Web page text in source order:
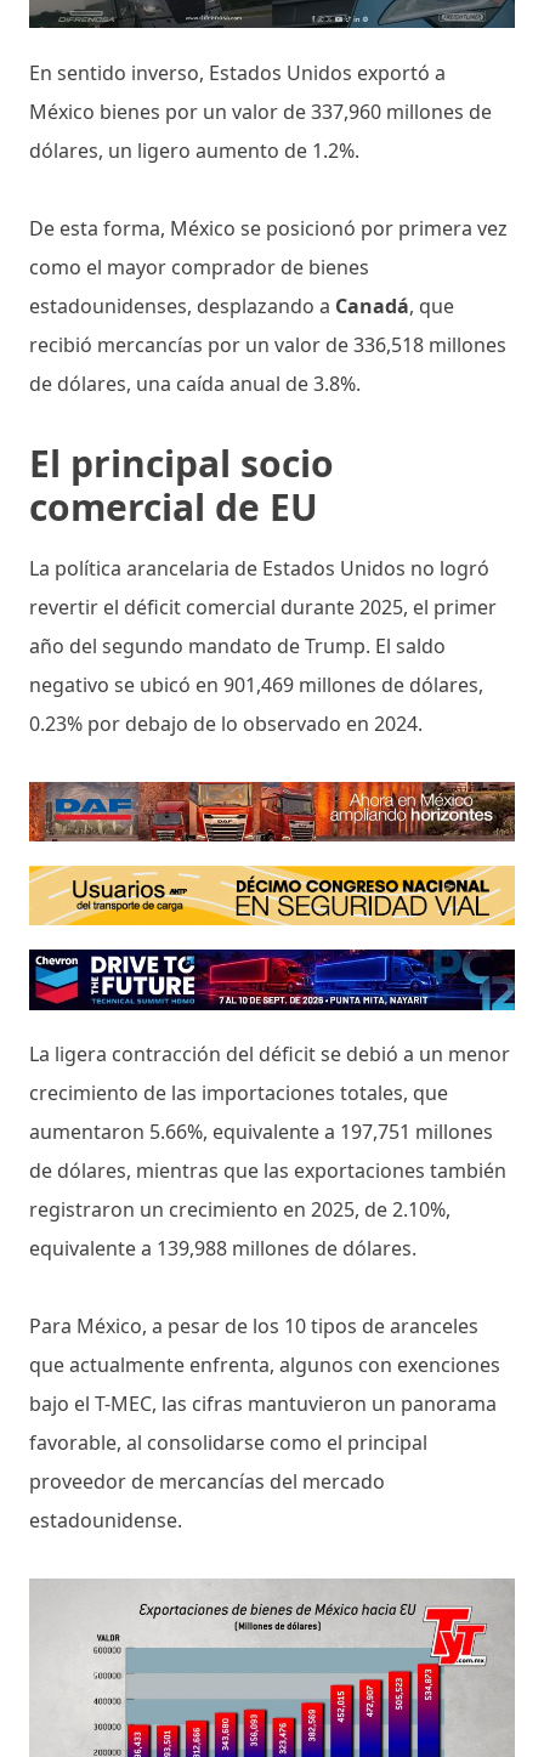
En sentido inverso, Estados Unidos exportó a
México bienes por un valor de 337,960 millones de
dólares, un ligero aumento de 1.2%.
De esta forma, México se posicionó por primera vez
como el mayor comprador de bienes
estadounidenses, desplazando a Canadá, que
recibió mercancías por un valor de 336,518 millones
de dólares, una caída anual de 3.8%.
El principal socio
comercial de EU
La política arancelaria de Estados Unidos no logró
revertir el déficit comercial durante 2025, el primer
año del segundo mandato de Trump. El saldo
negativo se ubicó en 901,469 millones de dólares,
0.23% por debajo de lo observado en 2024.
La ligera contracción del déficit se debió a un menor
crecimiento de las importaciones totales, que
aumentaron 5.66%, equivalente a 197,751 millones
de dólares, mientras que las exportaciones también
registraron un crecimiento en 2025, de 2.10%,
equivalente a 139,988 millones de dólares.
Para México, a pesar de los 10 tipos de aranceles
que actualmente enfrenta, algunos con exenciones
bajo el T-MEC, las cifras mantuvieron un panorama
favorable, al consolidarse como el principal
proveedor de mercancías del mercado
estadounidense.